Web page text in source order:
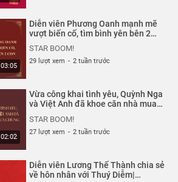
03:05
Diễn viên Phương Oanh mạnh mẽ
vượt biến cố, tìm bình yên bên 2
STAR BOOM!
29 lượt xem - 2 tuần trước
02:02
Vừa công khai tình yêu, Quỳnh Nga
và Việt Anh đã khoe căn nhà mua
STAR BOOM!
27 lượt xem - 2 tuần trước
Diễn viên Lương Thế Thành chia sẻ
về hôn nhân với Thuý Diễm|